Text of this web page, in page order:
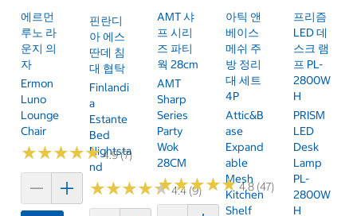
에르먼
루노 라
운지 의
자
Ermon
Luno
Lounge
Chair
★★★★★
★★★★★4.9 (7)
핀란디
아 에스
딴데 침
대 협탁
Finlandi
A
Estante
Bed
Nightsta
Nd
★★★★★
★★★★★4.4 (9)
AMT 샤
프 시리
즈 파티
웍 28cm
AMT
Sharp
Series
Party
Wok
28CM
★★★★★
★★★★★4.8 (47)
아틱 앤
베이스
메쉬 주
방 정리
대 세트
4P
Attic&B
Ase
Expand
Able
Mesh
Kitchen
Shelf
프리즘
LED 데
스크 램
프 PL-
2800W
H
PRISM
LED
Desk
Lamp
PL-
2800W
H